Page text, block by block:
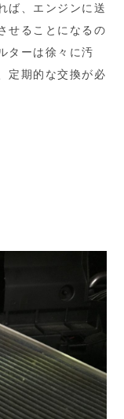
ば、エンジンに送
せることになるの
ターは徐々に汚
定期的な交換が必